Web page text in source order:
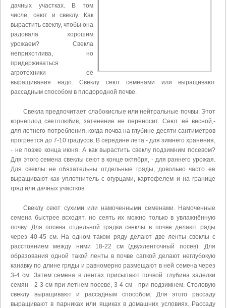
дачных участках. В том
числе, сеют и свеклу. Как
вырастить свеклу, чтобы она
радовала хорошим
урожаем? Свекла
неприхотлива, но
придерживаться
агротехники её
выращивания надо. Свеклу сеют семенами или выращивают
рассадным способом в плодородной почве.
Свекла предпочитает слабокислые или нейтральные почвы. Этот
корнеплод светолюбив, затенение не переносит. Сеют её весной,-
для летнего потребления, когда почва на глубине десяти сантиметров
прогреется до 7-10 градусов. В середине лета - для зимнего хранения,
- не позже конца июня. А как вырастить свеклу подзимним посевом?
Для этого семена свеклы сеют в конце октября, - для раннего урожая.
Для свеклы не обязательны отдельные гряды, довольно часто её
выращивают как уплотнитель с огурцами, картофелем и на границе
гряд или дачных участков.
Свеклу сеют сухими или намоченными семенами. Намоченные
семена быстрее всходят, но сеять их можно только в увлажнённую
почву. Для посева отдельной грядки свеклы в почве делают ряды
через 40-45 см. На одном таком ряду делают две ленты свеклы с
расстоянием между ними 18-22 см (двухленточный посев). Для
образования одной такой ленты в почве сапкой делают неглубокую
канавку по длине гряды и равномерно размещают в ней семена через
3-4 см. Затем семена в лентах присыпают почвой: глубина заделки
семян - 2-3 см при летнем посеве, 3-4 см - при подзимнем. Столовую
свеклу выращивают и рассадным способом. Для этого рассаду
выращивают в парниках или ящиках в домашних условиях. Рассаду